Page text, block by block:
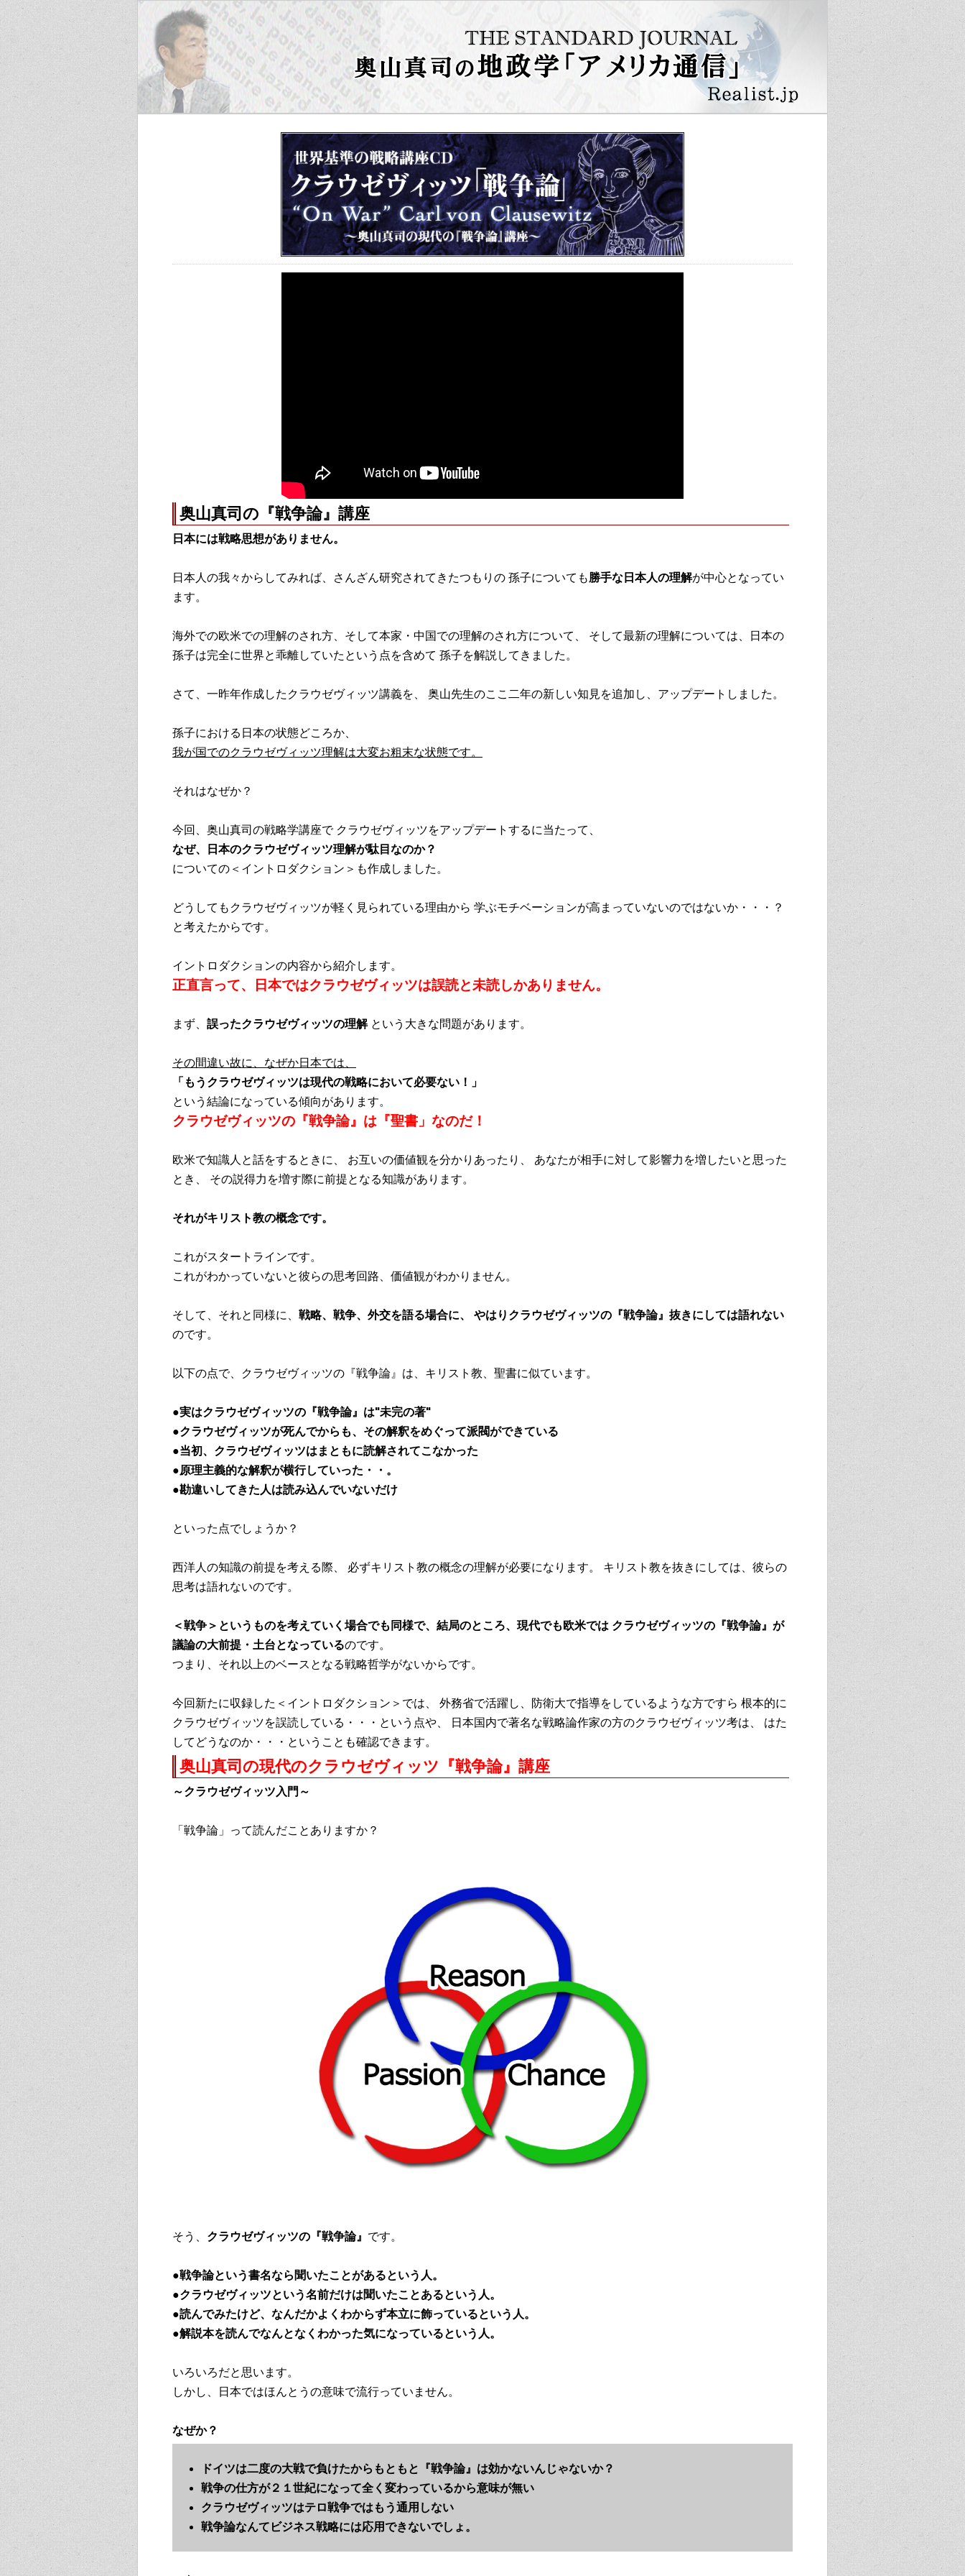
奥山真司の『戦争論』講座
日本には戦略思想がありません。
日本人の我々からしてみれば、さんざん研究されてきたつもりの 孫子についても勝手な日本人の理解が中心となってい
ます。
海外での欧米での理解のされ方、そして本家・中国での理解のされ方について、 そして最新の理解については、日本の
孫子は完全に世界と乖離していたという点を含めて 孫子を解説してきました。
さて、一昨年作成したクラウゼヴィッツ講義を、 奥山先生のここ二年の新しい知見を追加し、アップデートしました。
孫子における日本の状態どころか、
我が国でのクラウゼヴィッツ理解は大変お粗末な状態です。
それはなぜか？
今回、奥山真司の戦略学講座で クラウゼヴィッツをアップデートするに当たって、
なぜ、日本のクラウゼヴィッツ理解が駄目なのか？
についての＜イントロダクション＞も作成しました。
どうしてもクラウゼヴィッツが軽く見られている理由から 学ぶモチベーションが高まっていないのではないか・・・？
と考えたからです。
イントロダクションの内容から紹介します。
正直言って、日本ではクラウゼヴィッツは誤読と未読しかありません。
まず、 誤ったクラウゼヴィッツの理解という大きな問題があります。
その間違い故に、なぜか日本では、
「もうクラウゼヴィッツは現代の戦略において必要ない！」
という結論になっている傾向があります。
クラウゼヴィッツの『戦争論』は『聖書」なのだ！
欧米で知識人と話をするときに、 お互いの価値観を分かりあったり、 あなたが相手に対して影響力を増したいと思った
とき、 その説得力を増す際に前提となる知識があります。
それがキリスト教の概念です。
これがスタートラインです。
これがわかっていないと彼らの思考回路、価値観がわかりません。
そして、それと同様に、 戦略、戦争、外交を語る場合に、 やはりクラウゼヴィッツの『戦争論』抜きにしては語れない
のです。
以下の点で、クラウゼヴィッツの『戦争論』は、キリスト教、聖書に似ています。
●実はクラウゼヴィッツの『戦争論』は"未完の著"
●クラウゼヴィッツが死んでからも、その解釈をめぐって派閥ができている
●当初、クラウゼヴィッツはまともに読解されてこなかった
●原理主義的な解釈が横行していった・・。
●勘違いしてきた人は読み込んでいないだけ
といった点でしょうか？
西洋人の知識の前提を考える際、 必ずキリスト教の概念の理解が必要になります。 キリスト教を抜きにしては、彼らの
思考は語れないのです。
＜戦争＞というものを考えていく場合でも同様で、結局のところ、現代でも欧米では クラウゼヴィッツの『戦争論』が
議論の大前提・土台となっているのです。
つまり、それ以上のベースとなる戦略哲学がないからです。
今回新たに収録した＜イントロダクション＞では、 外務省で活躍し、防衛大で指導をしているような方ですら 根本的に
クラウゼヴィッツを誤読している・・・という点や、 日本国内で著名な戦略論作家の方のクラウゼヴィッツ考は、 はた
してどうなのか・・・ということも確認できます。
奥山真司の現代のクラウゼヴィッツ『戦争論』講座
～クラウゼヴィッツ入門～
「戦争論」って読んだことありますか？
そう、 クラウゼヴィッツの『戦争論』 です。
●戦争論という書名なら聞いたことがあるという人。
●クラウゼヴィッツという名前だけは聞いたことあるという人。
●読んでみたけど、なんだかよくわからず本立に飾っているという人。
●解説本を読んでなんとなくわかった気になっているという人。
いろいろだと思います。
しかし、日本ではほんとうの意味で流行っていません。
なぜか？
ドイツは二度の大戦で負けたからもともと『戦争論』は効かないんじゃないか？
戦争の仕方が２１世紀になって全く変わっているから意味が無い
クラウゼヴィッツはテロ戦争ではもう通用しない
戦争論なんてビジネス戦略には応用できないでしょ。